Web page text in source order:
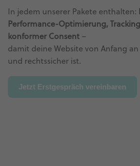
In jedem unserer Pakete enthalten:
Performance-Optimierung,
konformer Consent –
damit deine Website von Anfang
und rechtssicher ist.
Jetzt Erstgespräch vereinbaren